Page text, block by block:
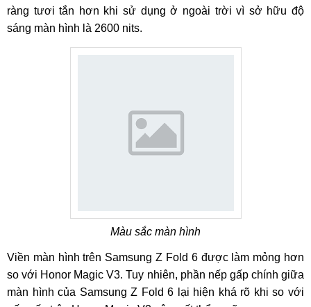
ràng tươi tắn hơn khi sử dụng ở ngoài trời vì sở hữu độ
sáng màn hình là 2600 nits.
Màu sắc màn hình
Viền màn hình trên Samsung Z Fold 6 được làm mỏng hơn
so với Honor Magic V3. Tuy nhiên, phần nếp gấp chính giữa
màn hình của Samsung Z Fold 6 lại hiện khá rõ khi so với